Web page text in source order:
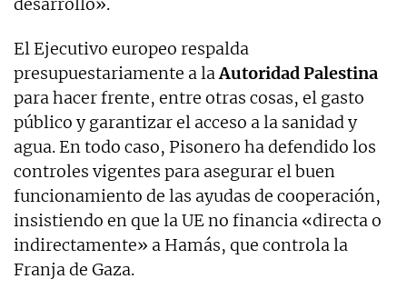
El Ejecutivo europeo respalda
presupuestariamente a laAutoridad Palestina
para hacer frente, entre otras cosas, el gasto
público y garantizar el acceso a la sanidad y
agua. En todo caso, Pisonero ha defendido los
controles vigentes para asegurar el buen
funcionamiento de las ayudas de cooperación,
insistiendo en que la UE no financia «directa o
indirectamente» a Hamás, que controla la
Franja de Gaza.